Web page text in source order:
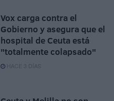
Vox carga contra el
Gobierno y asegura que el
hospital de Ceuta está
"totalmente colapsado"
HACE 3 DÍAS